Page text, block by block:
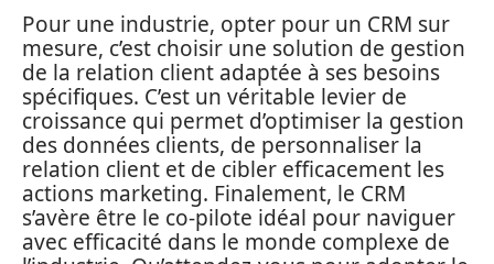
Pour une industrie, opter pour un CRM sur
mesure, c’est choisir une solution de gestion
de la relation client adaptée à ses besoins
spécifiques. C’est un véritable levier de
croissance qui permet d’optimiser la gestion
des données clients, de personnaliser la
relation client et de cibler efficacement les
actions marketing. Finalement, le CRM
s’avère être le co-pilote idéal pour naviguer
avec efficacité dans le monde complexe de